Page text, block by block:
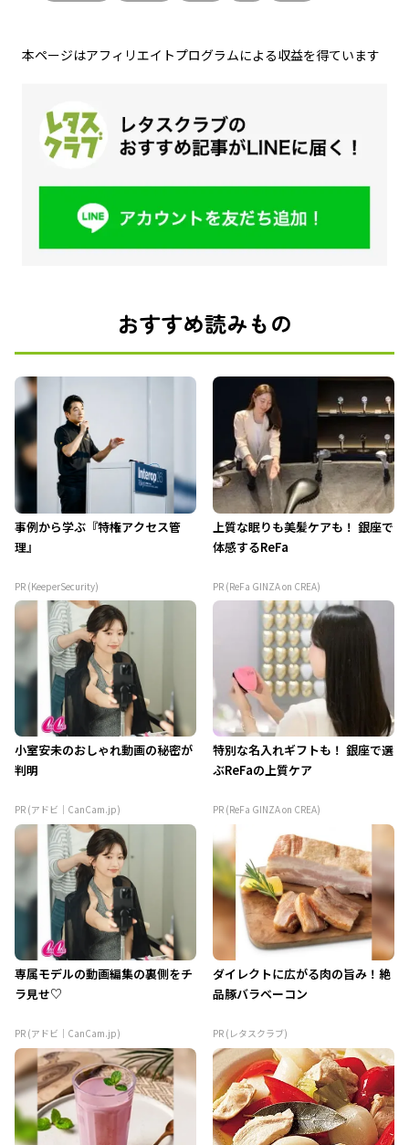
本ページはアフィリエイトプログラムによる収益を得ています
おすすめ読みもの
事例から学ぶ『特権アクセス管
理』
PR (KeeperSecurity)
上質な眠りも美髪ケアも！ 銀座で
体感するReFa
PR (ReFa GINZA on CREA)
小室安未のおしゃれ動画の秘密が
判明
PR (アドビ｜CanCam.jp)
特別な名入れギフトも！ 銀座で選
ぶReFaの上質ケア
PR (ReFa GINZA on CREA)
専属モデルの動画編集の裏側をチ
ラ見せ♡
PR (アドビ｜CanCam.jp)
ダイレクトに広がる肉の旨み！絶
品豚バラベーコン
PR (レタスクラブ)